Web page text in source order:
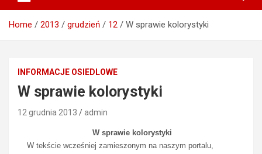
Home 2013 grudzień 12 W sprawie kolorystyki
INFORMACJE OSIEDLOWE
W sprawie kolorystyki
12 grudnia 2013 admin
W sprawie kolorystyki
W tekście wcześniej zamieszonym na naszym portalu,